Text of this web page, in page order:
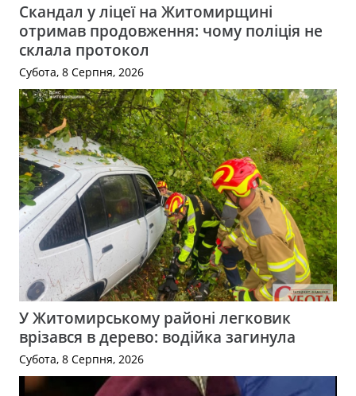
Скандал у ліцеї на Житомирщині
отримав продовження: чому поліція не
склала протокол
Субота, 8 Серпня, 2026
У Житомирському районі легковик
врізався в дерево: водійка загинула
Субота, 8 Серпня, 2026